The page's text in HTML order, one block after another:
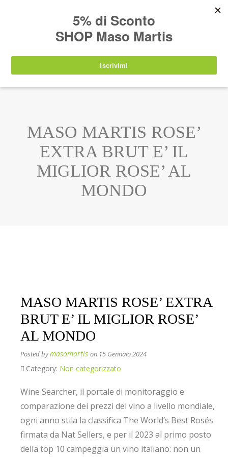
IT EN DE SHOP
MASO MARTIS ROSE’
EXTRA BRUT E’ IL
MIGLIOR ROSE’ AL
MONDO
MASO MARTIS ROSE’ EXTRA
BRUT E’ IL MIGLIOR ROSE’
AL MONDO
Posted bymasomartis on 15 Gennaio 2024
Category: Non categorizzato
Wine Searcher, il portale di monitoraggio e
comparazione dei prezzi del vino a livello mondiale,
ogni anno stila la classifica The World’s Best Rosés
firmata da Nat Sellers, e per il 2023 al primo posto
della top 10 campeggia un vino italiano: non un
nuovamente disponibili a partire da
agosto 2026.